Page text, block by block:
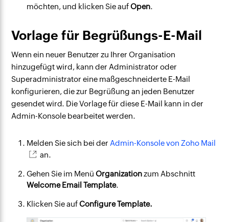
möchten, und klicken Sie aufOpen.
Vorlage für Begrüßungs-E-Mail
Wenn ein neuer Benutzer zu Ihrer Organisation
hinzugefügt wird, kann der Administrator oder
Superadministrator eine maßgeschneiderte E-Mail
konfigurieren, die zur Begrüßung an jeden Benutzer
gesendet wird. Die Vorlage für diese E-Mail kann in der
Admin-Konsole bearbeitet werden.
Melden Sie sich bei der Admin-Konsole von Zoho Mail
an.
Gehen Sie im MenüOrganizationzum Abschnitt
Welcome Email Template.
Klicken Sie aufConfigure Template.